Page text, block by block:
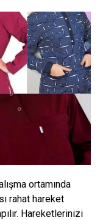
ortamında
rahat hareket
Hareketlerinizi